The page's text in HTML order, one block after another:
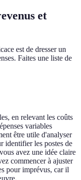
et
est de dresser un
Faites une liste de
en relevant les coûts
variables
être utile d'analyser
identifier les postes de
avez une idée claire
commencer à ajuster
pour imprévus, car il